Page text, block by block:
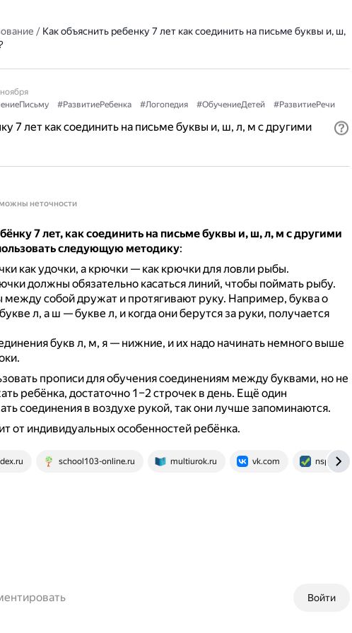
/ Как объяснить ребенку 7 лет как соединить на письме буквы и, ш,
#РазвитиеРебенка #Логопедия #ОбучениеДетей #РазвитиеРечи
7 лет как соединить на письме буквы и, ш, л, м с другими
неточности
7 лет, как соединить на письме буквы и, ш, л, м с другими
следующую методику:
как удочки, а крючки — как крючки для ловли рыбы.
должны обязательно касаться линий, чтобы поймать рыбу.
между собой дружат и протягивают руку. Например, буква о
л, а ш — букве л, и когда они берутся за руки, получается
букв л, м, я — нижние, и их надо начинать немного выше
прописи для обучения соединениям между буквами, но не
ребёнка, достаточно 1–2 строчек в день. Ещё один
соединения в воздухе рукой, так они лучше запоминаются.
от индивидуальных особенностей ребёнка.
school103-online.ru multiurok.ru vk.com nsportal.ru
Войти